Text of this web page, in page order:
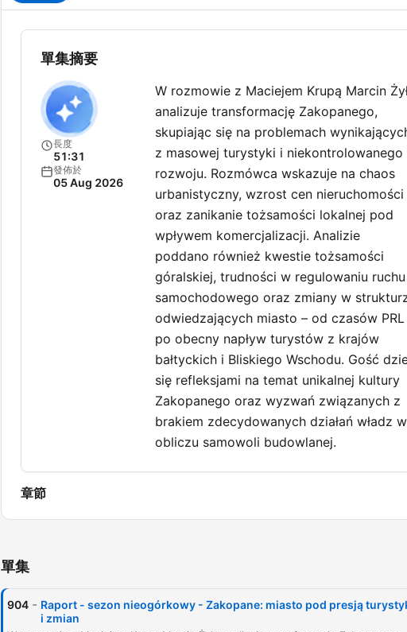
單集摘要
長度
51:31
發佈於
05 Aug 2026
W rozmowie z Maciejem Krupą Marcin
analizuje transformację Zakopanego,
skupiając się na problemach
z masowej turystyki i niekontrolowanego
rozwoju. Rozmówca wskazuje na chaos
urbanistyczny, wzrost cen nieruchomości
oraz zanikanie tożsamości lokalnej pod
wpływem komercjalizacji. Analizie
poddano również kwestie tożsamości
góralskiej, trudności w regulowaniu ruchu
samochodowego oraz zmiany w
odwiedzających miasto – od czasów PRL
po obecny napływ turystów z krajów
bałtyckich i Bliskiego Wschodu. Gość
się refleksjami na temat unikalnej kultury
Zakopanego oraz wyzwań związanych z
brakiem zdecydowanych działań władz w
obliczu samowoli budowlanej.
章節
Raport o stanie Zakopanego
00:18:39
單集
904 - Raport - sezon nieogórkowy - Zakopane: miasto pod presją
i zmian